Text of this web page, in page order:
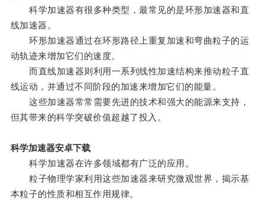
科学加速器有很多种类型，最常见的是环形加速器和直
线加速器。
环形加速器通过在环形路径上重复加速和弯曲粒子的运
动轨迹来增加它们的速度。
而直线加速器则利用一系列线性加速结构来推动粒子直
线运动，并通过不同阶段的加速来增加它们的能量。
这些加速器常常需要先进的技术和强大的能源来支持，
但其带来的科学突破价值超越了投入。
科学加速器安卓下载
科学加速器在许多领域都有广泛的应用。
粒子物理学家利用这些加速器来研究微观世界，揭示基
本粒子的性质和相互作用规律。